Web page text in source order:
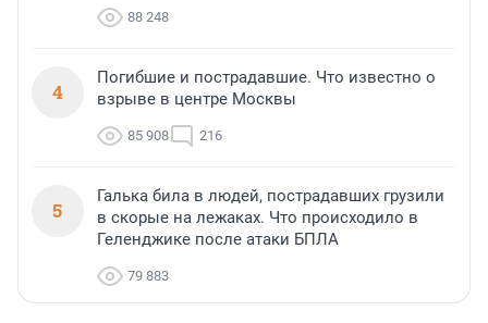
88 248
4
Погибшие и пострадавшие. Что известно о
взрыве в центре Москвы
85 908 216
5
Галька била в людей, пострадавших грузили
в скорые на лежаках. Что происходило в
Геленджике после атаки БПЛА
79 883